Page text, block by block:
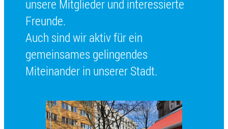
unsere Mitglieder und interessierte
Freunde.
Auch sind wir aktiv für ein
gemeinsames gelingendes
Miteinander in unserer Stadt.